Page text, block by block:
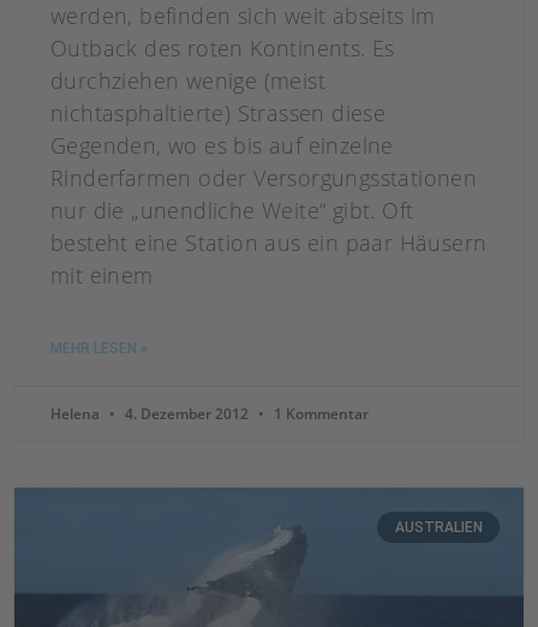
werden, befinden sich weit abseits im
Outback des roten Kontinents. Es
durchziehen wenige (meist
nichtasphaltierte) Strassen diese
Gegenden, wo es bis auf einzelne
Rinderfarmen oder Versorgungsstationen
nur die „unendliche Weite“ gibt. Oft
besteht eine Station aus ein paar Häusern
mit einem
MEHR LESEN »
Helena 4. Dezember 2012 1 Kommentar
AUSTRALIEN